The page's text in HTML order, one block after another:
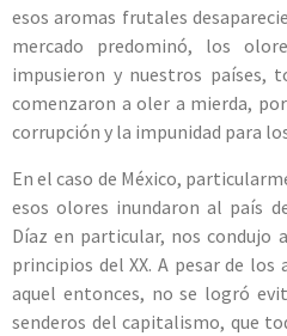
esos aromas frutales
mercado predominó, los
impusieron y nuestros países,
comenzaron a oler a mierda,
corrupción y la impunidad para
En el caso de México,
esos olores inundaron al país
Díaz en particular, nos condujo
principios del XX. A pesar de los
aquel entonces, no se logró
senderos del capitalismo, que